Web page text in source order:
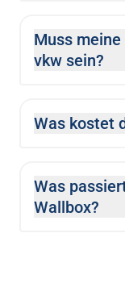
Muss
vkw sein?
Was kostet
Was
Wallbox?